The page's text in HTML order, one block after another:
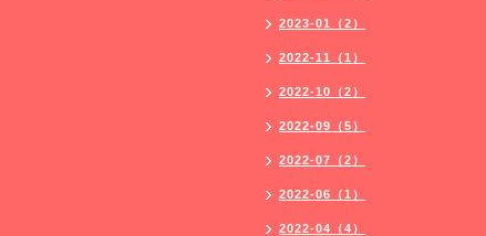
2023-01（2）
2022-11（1）
2022-10（2）
2022-09（5）
2022-07（2）
2022-06（1）
2022-04（4）